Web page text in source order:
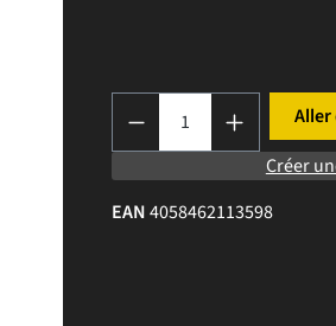
Créer
EAN4058462113598